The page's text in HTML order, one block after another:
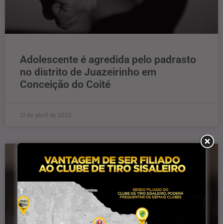
Adolescente é agredida pelo padrasto
no distrito de Juazeirinho em
Conceição do Coité
15 de abril de 2025